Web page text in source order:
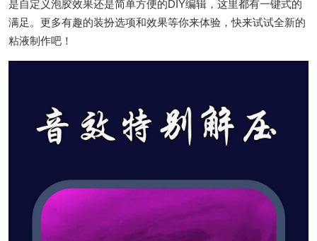
是自定义泡胶效果还是简单方便的DIY编辑，这里都有一键式的
满足。更多有趣的装扮选项和效果等你来体验，快来试试全新的
粘液制作吧！